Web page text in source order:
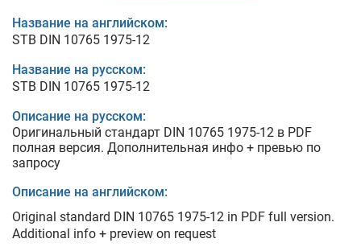
Название на английском:
STB DIN 10765 1975-12
Название на русском:
STB DIN 10765 1975-12
Описание на русском:
Оригинальный стандарт DIN 10765 1975-12 в PDF
полная версия. Дополнительная инфо + превью по
запросу
Описание на английском:
Original standard DIN 10765 1975-12 in PDF full version.
Additional info + preview on request